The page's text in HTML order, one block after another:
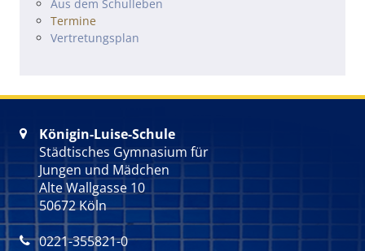
Navigation überspringen
Aus dem Schulleben
Termine
Vertretungsplan

Königin-Luise-Schule
Städtisches Gymnasium für
Jungen und Mädchen
Alte Wallgasse 10
50672 Köln
 0221-355821-0